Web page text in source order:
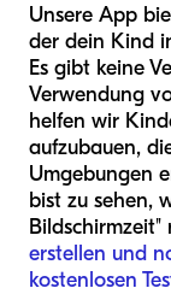
Unsere App
der dein Kind
Es gibt keine
Verwendung
helfen wir
aufzubauen,
Umgebungen
bist zu sehen,
erstellen und
kostenlosen